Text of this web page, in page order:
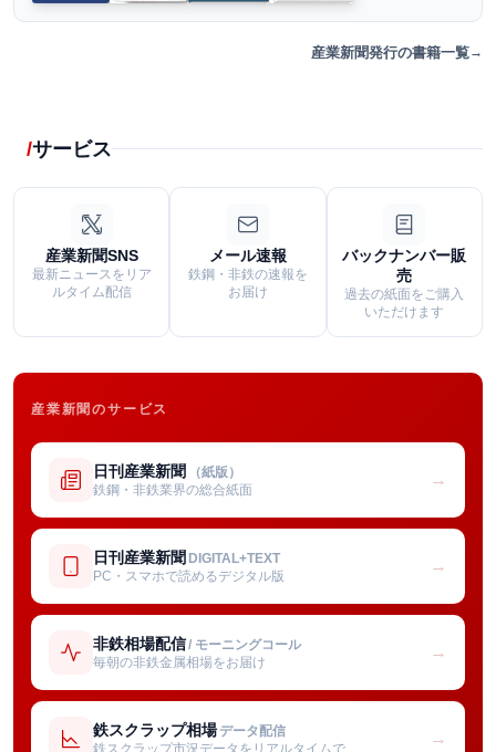
産業新聞発行の書籍一覧
サービス
産業新聞SNS
最新ニュースをリア
ルタイム配信
メール速報
鉄鋼・非鉄の速報を
お届け
バックナンバー販
売
過去の紙面をご購入
いただけます
産業新聞のサービス
日刊産業新聞 （紙版）
鉄鋼・非鉄業界の総合紙面
→
日刊産業新聞 DIGITAL+TEXT
PC・スマホで読めるデジタル版
→
非鉄相場配信/ モーニングコール
毎朝の非鉄金属相場をお届け
→
鉄スクラップ相場 データ配信
鉄スクラップ市況データをリアルタイムで
→